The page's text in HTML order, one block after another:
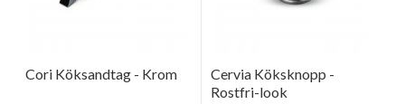
Cori Köksandtag - Krom
Cervia Köksknopp -
Rostfri-look